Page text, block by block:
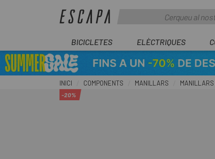
BICICLETES ELÈCTRIQUES
INICI COMPONENTS MANILLARS
-20%